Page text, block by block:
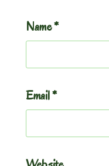
Name*
Email*